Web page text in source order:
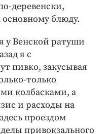
деревенски,
блюду.
у Венской ратуши
я с
пивко, закусывая
только
колбасками, а
и расходы на
проездом
привокзального